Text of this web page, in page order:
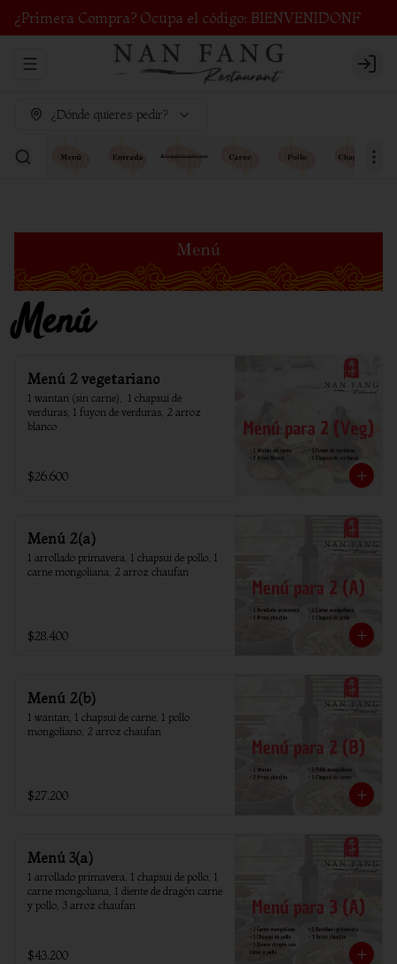
¿Primera Compra? Ocupa el código: BIENVENIDONF
Abrir menu de navegación Login
¿Dónde quieres pedir?
Menú
Menú 2 vegetariano
1 wantan (sin carne),  1 chapsui de
verduras, 1 fuyon de verduras, 2 arroz
blanco
$26.600
Menú 2(a)
1 arrollado primavera, 1 chapsui de pollo, 1
carne mongoliana, 2 arroz chaufan
$28.400
Menú 2(b)
1 wantan, 1 chapsui de carne, 1 pollo
mongoliano, 2 arroz chaufan
$27.200
Menú 3(a)
1 arrollado primavera, 1 chapsui de pollo, 1
carne mongoliana, 1 diente de dragón carne
y pollo, 3 arroz chaufan
$43.200